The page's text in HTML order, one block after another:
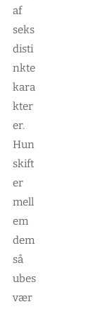
af
seks
disti
nkte
kara
kter
er.
Hun
skift
er
mell
em
dem
så
ubes
vær